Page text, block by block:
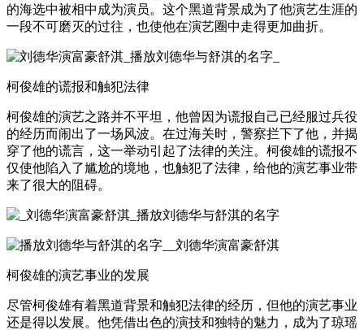
的海选中被相中成为演员。这个黑道背景成为了他演艺生涯的
一段不可磨灭的过往，也使他在演艺圈中走得更加曲折。
柯俊雄的谎报和触犯法律
柯俊雄的演艺之路并不平坦，他曾因为谎报自己已经服过兵役
的经历而闹出了一场风波。在过海关时，警察拦下了他，并揭
穿了他的谎言，这一举动引起了法律的关注。柯俊雄的谎报不
仅使他陷入了尴尬的境地，也触犯了法律，给他的演艺事业带
来了很大的阻碍。
柯俊雄的演艺事业的发展
尽管柯俊雄有着黑道背景和触犯法律的经历，但他的演艺事业
还是得以发展。他凭借出色的演技和独特的魅力，成为了琼瑶